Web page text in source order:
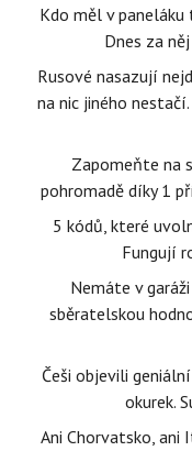
Kdo měl v paneláku
Dnes za
Rusové nasazují
na nic jiného
Zapomeňte na
pohromadě díky 1
5 kódů, které
Fungují
Nemáte v
sběratelskou
Češi objevili
okurek.
Ani Chorvatsko, ani